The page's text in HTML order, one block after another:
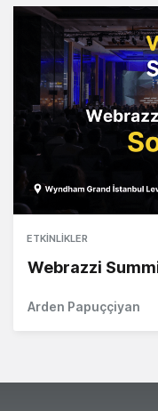
ETKINLIKLER
Webrazzi
Arden Papuççiyan